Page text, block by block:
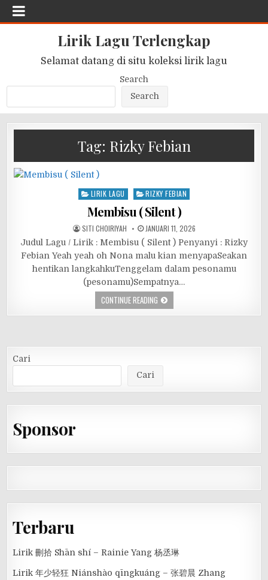
Lirik Lagu Terlengkap
Selamat datang di situ koleksi lirik lagu
Search
Search
Tag: Rizky Febian
Posted
LIRIK LAGU RIZKY FEBIAN
Membisu ( Silent )
SITI CHOIRIYAH JANUARI 11, 2026
Judul Lagu / Lirik : Membisu ( Silent ) Penyanyi : Rizky
Febian Yeah yeah oh Nona malu kian menyapaSeakan
hentikan langkahkuTenggelam dalam pesonamu
(pesonamu)Sempatnya…
CONTINUE READING
Cari
Cari
Sponsor
Terbaru
Lirik 刪拾 Shān shí – Rainie Yang 杨丞琳
Lirik 年少轻狂 Niánshào qīngkuáng – 张碧晨 Zhang